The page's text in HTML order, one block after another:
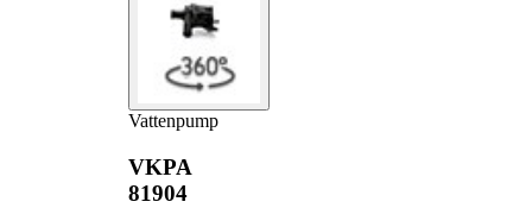
Vattenpump
VKPA
81904